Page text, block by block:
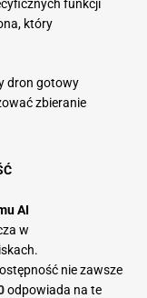
funkcji
który
dron gotowy
zbieranie
AI
w
nie zawsze
odpowiada na te